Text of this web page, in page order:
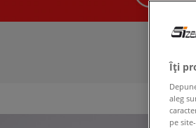
Îți
aleg
pe